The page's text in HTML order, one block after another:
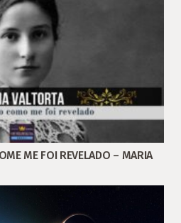
ME FOI REVELADO – MARIA